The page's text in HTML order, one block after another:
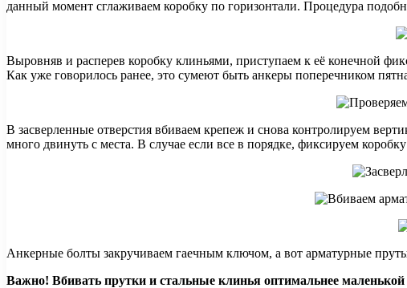
данный момент сглаживаем коробку по горизонтали. Процедура
Выровняв и расперев коробку клиньями, приступаем к её конечной
Как уже говорилось ранее, это сумеют быть анкеры поперечником
В засверленные отверстия вбиваем крепеж и снова контролируем
много двинуть с места. В случае если все в порядке, фиксируем
Анкерные болты закручиваем гаечным ключом, а вот арматурные
Важно! Вбивать прутки и стальные клинья оптимальнее